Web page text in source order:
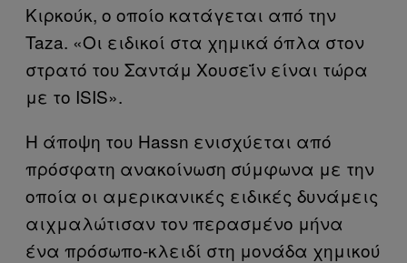
Κιρκούκ, ο οποίο κατάγεται από την
Taza. «Οι ειδικοί στα χημικά όπλα στον
στρατό του Σαντάμ Χουσεΐν είναι τώρα
με το ISIS».
Η άποψη του Hassn ενισχύεται από
πρόσφατη ανακοίνωση σύμφωνα με την
οποία οι αμερικανικές ειδικές δυνάμεις
αιχμαλώτισαν τον περασμένο μήνα
ένα πρόσωπο-κλειδί στη μονάδα χημικού